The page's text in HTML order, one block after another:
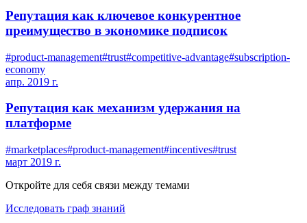
Репутация как ключевое конкурентное
преимущество в экономике подписок
#product-management#trust#competitive-advantage#subscription-
economy
апр. 2019 г.
Репутация как механизм удержания на
платформе
#marketplaces#product-management#incentives#trust
март 2019 г.
Откройте для себя связи между темами
Исследовать граф знаний